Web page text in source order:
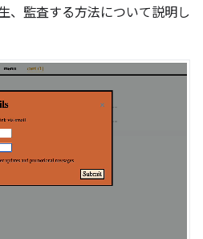
、監査する方法について説明し